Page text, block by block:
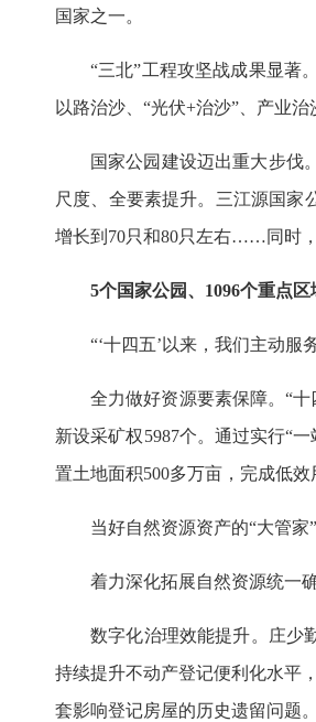
国家之一。
“三北”工程攻坚战成果显著
以路治沙、“光伏+治沙”、产业
国家公园建设迈出重大步伐
尺度、全要素提升。三江源国家
增长到70只和80只左右……同时
5个国家公园、1096个重点
“‘十四五’以来，我们主动服
全力做好资源要素保障。“
新设采矿权5987个。通过实行“
置土地面积500多万亩，完成低效
当好自然资源资产的“大管
着力深化拓展自然资源统一
数字化治理效能提升。庄少
持续提升不动产登记便利化水平
套影响登记房屋的历史遗留问题。